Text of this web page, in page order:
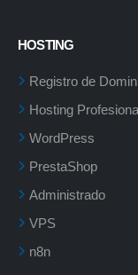
HOSTING
Registro de
Hosting
WordPress
PrestaShop
Administrado
VPS
n8n